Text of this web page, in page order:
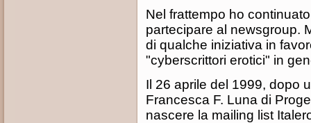
Nel frattempo ho
partecipare al newsgroup.
di qualche iniziativa in
"cyberscrittori erotici" in
Il 26 aprile del 1999, dopo
Francesca F. Luna di
nascere la mailing list